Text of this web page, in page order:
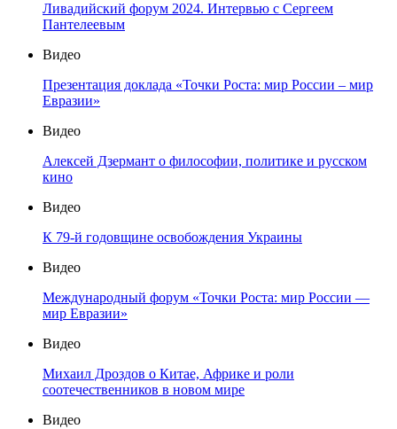
Ливадийский форум 2024. Интервью с Сергеем
Пантелеевым
Видео
Презентация доклада «Точки Роста: мир России – мир
Евразии»
Видео
Алексей Дзермант о философии, политике и русском
кино
Видео
К 79-й годовщине освобождения Украины
Видео
Международный форум «Точки Роста: мир России —
мир Евразии»
Видео
Михаил Дроздов о Китае, Африке и роли
соотечественников в новом мире
Видео